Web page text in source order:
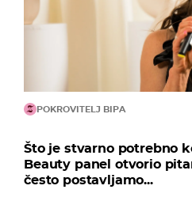
POKROVITELJ BIPA
Što je stvarno potrebno
Beauty panel otvorio
često postavljamo...